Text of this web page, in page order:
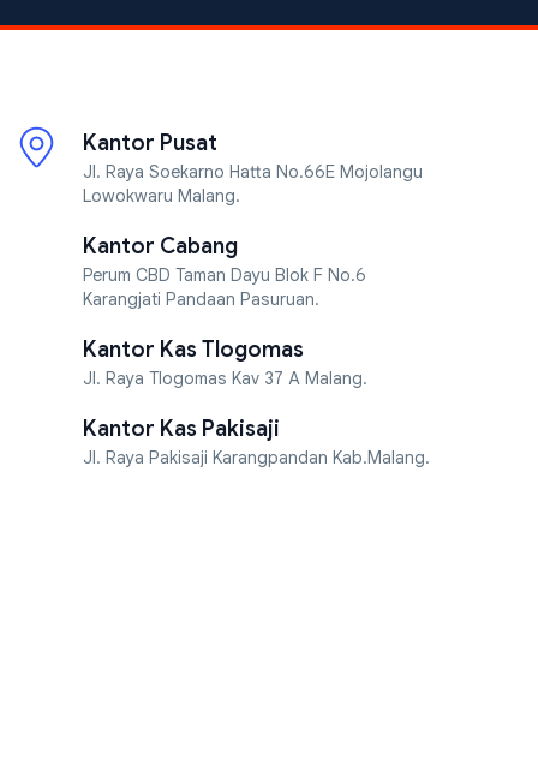
Kantor Pusat
Jl. Raya Soekarno Hatta No.66E Mojolangu
Lowokwaru Malang.
Kantor Cabang
Perum CBD Taman Dayu Blok F No.6
Karangjati Pandaan Pasuruan.
Kantor Kas Tlogomas
Jl. Raya Tlogomas Kav 37 A Malang.
Kantor Kas Pakisaji
Jl. Raya Pakisaji Karangpandan Kab.Malang.